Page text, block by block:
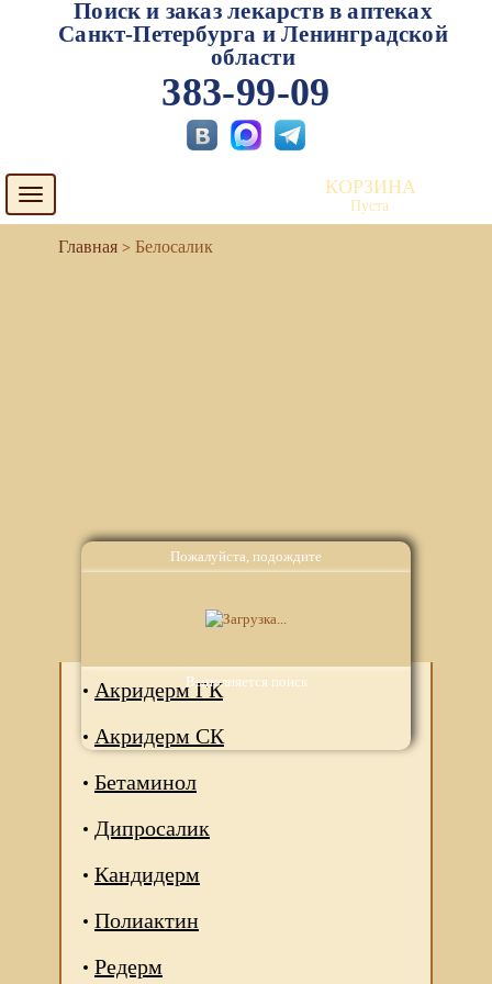
Пожалуйста, подождите
Выполняется поиск
Поиск и заказ лекарств в аптеках
Санкт-Петербурга и Ленинградской
области
383-99-09
Toggle
navigation
КОРЗИНА
Пуста
Белосалик
Аналоги
Акридерм ГК
Акридерм СК
Бетаминол
Дипросалик
Кандидерм
Полиактин
Редерм